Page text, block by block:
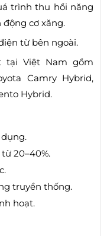
trình thu hồi năng
cơ xăng.
từ bên ngoài.
tại Việt Nam gồm
Camry Hybrid,
Hybrid.
20–40%.
truyền thống.
hoạt.